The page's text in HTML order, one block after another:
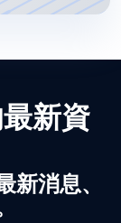
最新資
新消息、